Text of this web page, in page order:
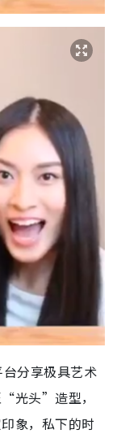
分享极具艺术
光头”造型，
象，私下的时